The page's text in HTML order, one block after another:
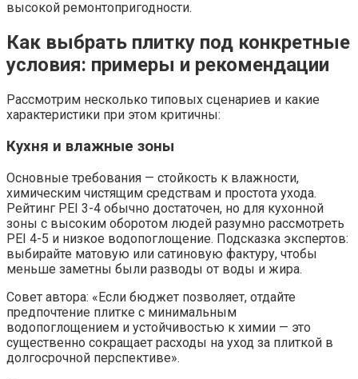
высокой ремонтопригодности.
Как выбрать плитку под конкретные
условия: примеры и рекомендации
Рассмотрим несколько типовых сценариев и какие
характеристики при этом критичны:
Кухня и влажные зоны
Основные требования — стойкость к влажности,
химическим чистящим средствам и простота ухода.
Рейтинг PEI 3-4 обычно достаточен, но для кухонной
зоны с высоким оборотом людей разумно рассмотреть
PEI 4-5 и низкое водопоглощение. Подсказка экспертов:
выбирайте матовую или сатиновую фактуру, чтобы
меньше заметны были разводы от воды и жира.
Совет автора: «Если бюджет позволяет, отдайте
предпочтение плитке с минимальным
водопоглощением и устойчивостью к химии — это
существенно сокращает расходы на уход за плиткой в
долгосрочной перспективе».